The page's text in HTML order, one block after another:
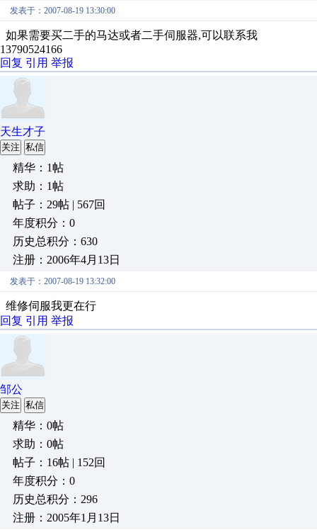
发表于：2007-08-19 13:30:00
如果需要买二手的马达或者二手伺服器,可以联系我
13790524166
回复 引用 举报
天生才子
关注 私信
精华：1帖
求助：1帖
帖子：29帖 | 567回
年度积分：0
历史总积分：630
注册：2006年4月13日
发表于：2007-08-19 13:32:00
维修伺服我更在行
回复 引用 举报
邹公
关注 私信
精华：0帖
求助：0帖
帖子：16帖 | 152回
年度积分：0
历史总积分：296
注册：2005年1月13日